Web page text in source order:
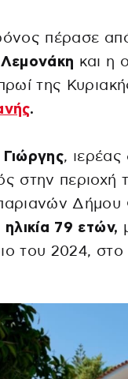
πέρασε
και η
της
.
, ιερέας
στην περιοχή
Δήμου
79 ετών,
του 2024,